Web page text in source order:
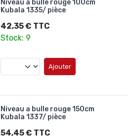
Niveau a bulle rouge 100cm
Kubala 1335/ pièce
42,35 € TTC
Stock: 9
Ajouter
Niveau a bulle rouge 150cm
Kubala 1337/ pièce
54,45 € TTC